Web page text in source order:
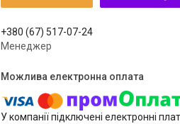
+380 (67) 517-07-24
Менеджер
У компанії підключені електронні